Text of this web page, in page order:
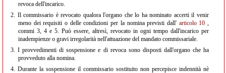
revoca dell'incarico.
2. Il commissario è revocato qualora l'organo che lo ha nominato accerti il venir
meno dei requisiti o delle condizioni per la nomina previsti dall' articolo 10 ,
commi 3, 4 e 5. Può essere, altresì, revocato in ogni tempo dall'incarico per
inadempienze o gravi irregolarità nell'attuazione del mandato commissariale.
3.I provvedimenti di sospensione e di revoca sono disposti dall'organo che ha
provveduto alla nomina.
4. Durante la sospensione il commissario sostituito non percepisce indennità nè